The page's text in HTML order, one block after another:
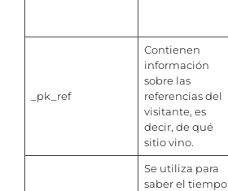
_pk_ref
Contienen
información
sobre las
referencias del
visitante, es
decir, de qué
sitio vino.
Se utiliza para
saber el tiempo